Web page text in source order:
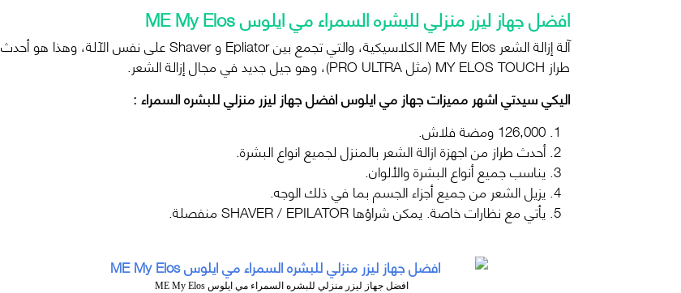
افضل جهاز ليزر منزلي للبشره السمراء مي ايلوس ME My Elos
آلة إزالة الشعر ME My Elos الكلاسيكية، والتي تجمع بين Epliator و Shaver على نفس الآلة، وهذا هو أحدث
طراز MY ELOS TOUCH (مثل PRO ULTRA)، وهو جيل جديد في مجال إزالة الشعر.
اليكي سيدتي اشهر مميزات جهاز مي ايلوس افضل جهاز ليزر منزلي للبشره السمراء :
126,000 ومضة فلاش.
أحدث طراز من اجهزة ازالة الشعر بالمنزل لجميع انواع البشرة.
يناسب جميع أنواع البشرة والألوان.
يزيل الشعر من جميع أجزاء الجسم بما في ذلك الوجه.
يأتي مع نظارات خاصة. يمكن شراؤها SHAVER / EPILATOR منفصلة.
افضل جهاز ليزر منزلي للبشره السمراء مي ايلوس ME My Elos